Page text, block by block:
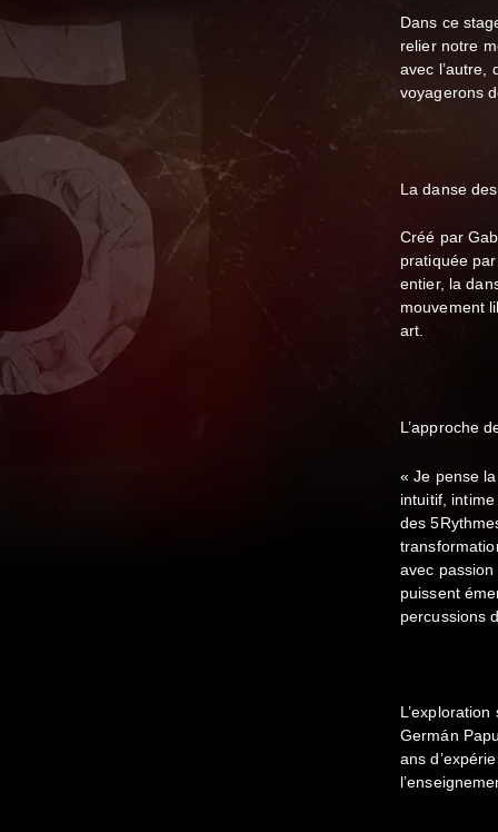
Dans ce
relier notre
avec l’autre,
voyagerons
La danse
Créé par
pratiquée
entier, la
mouvement
art.
L’approche
« Je pense
intuitif,
des
avec
puissent
percussions
Germán
ans